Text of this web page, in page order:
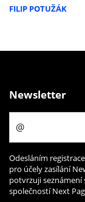
FILIP POTUŽÁK
Newsletter
Odesláním
pro účely zasílání
potvrzuji seznámení
společností Next